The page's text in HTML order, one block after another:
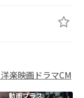
洋楽映画ドラマCM
動画プラス